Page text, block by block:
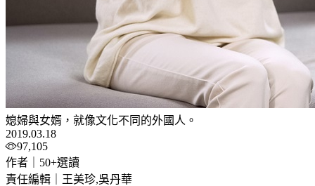
媳婦與女婿，就像文化不同的外國人。
2019.03.18
97,105
作者｜50+選讀
責任編輯｜王美珍,吳丹華